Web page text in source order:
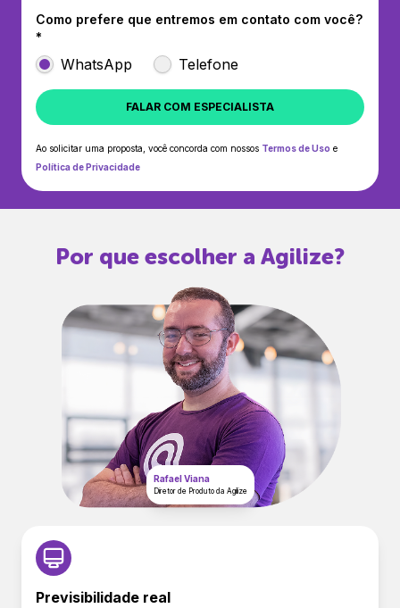
Como prefere que entremos em contato com você?
*
WhatsApp Telefone
FALAR COM ESPECIALISTA
Ao solicitar uma proposta, você concorda com nossos Termos de Uso e
Política de Privacidade
Por que escolher a Agilize?
Rafael Viana
Diretor de Produto da Agilize
Previsibilidade real